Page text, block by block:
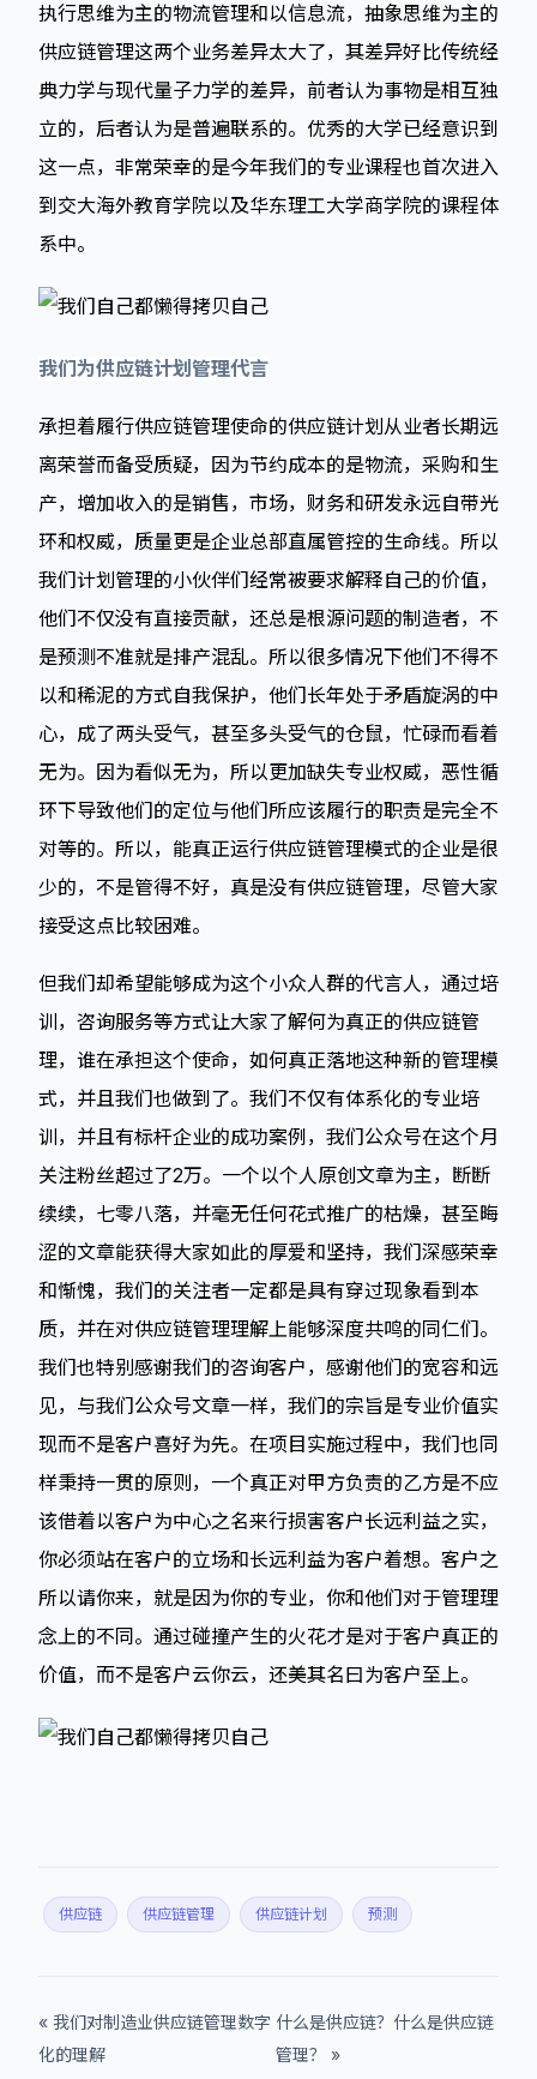
执行思维为主的物流管理和以信息流，抽象思维为主的
供应链管理这两个业务差异太大了，其差异好比传统经
典力学与现代量子力学的差异，前者认为事物是相互独
立的，后者认为是普遍联系的。优秀的大学已经意识到
这一点，非常荣幸的是今年我们的专业课程也首次进入
到交大海外教育学院以及华东理工大学商学院的课程体
系中。
我们为供应链计划管理代言
承担着履行供应链管理使命的供应链计划从业者长期远
离荣誉而备受质疑，因为节约成本的是物流，采购和生
产，增加收入的是销售，市场，财务和研发永远自带光
环和权威，质量更是企业总部直属管控的生命线。所以
我们计划管理的小伙伴们经常被要求解释自己的价值，
他们不仅没有直接贡献，还总是根源问题的制造者，不
是预测不准就是排产混乱。所以很多情况下他们不得不
以和稀泥的方式自我保护，他们长年处于矛盾旋涡的中
心，成了两头受气，甚至多头受气的仓鼠，忙碌而看着
无为。因为看似无为，所以更加缺失专业权威，恶性循
环下导致他们的定位与他们所应该履行的职责是完全不
对等的。所以，能真正运行供应链管理模式的企业是很
少的，不是管得不好，真是没有供应链管理，尽管大家
接受这点比较困难。
但我们却希望能够成为这个小众人群的代言人，通过培
训，咨询服务等方式让大家了解何为真正的供应链管
理，谁在承担这个使命，如何真正落地这种新的管理模
式，并且我们也做到了。我们不仅有体系化的专业培
训，并且有标杆企业的成功案例，我们公众号在这个月
关注粉丝超过了2万。一个以个人原创文章为主，断断
续续，七零八落，并毫无任何花式推广的枯燥，甚至晦
涩的文章能获得大家如此的厚爱和坚持，我们深感荣幸
和惭愧，我们的关注者一定都是具有穿过现象看到本
质，并在对供应链管理理解上能够深度共鸣的同仁们。
我们也特别感谢我们的咨询客户，感谢他们的宽容和远
见，与我们公众号文章一样，我们的宗旨是专业价值实
现而不是客户喜好为先。在项目实施过程中，我们也同
样秉持一贯的原则，一个真正对甲方负责的乙方是不应
该借着以客户为中心之名来行损害客户长远利益之实，
你必须站在客户的立场和长远利益为客户着想。客户之
所以请你来，就是因为你的专业，你和他们对于管理理
念上的不同。通过碰撞产生的火花才是对于客户真正的
价值，而不是客户云你云，还美其名曰为客户至上。
供应链 供应链管理 供应链计划 预测
« 我们对制造业供应链管理数字
化的理解
什么是供应链？什么是供应链
管理？ »